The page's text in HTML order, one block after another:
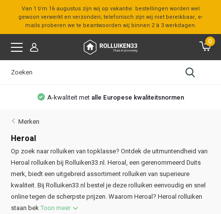
Van 1 t/m 16 augustus zijn wij op vakantie: bestellingen worden wel
gewoon verwerkt en verzonden; telefonisch zijn wij niet bereikbaar, e-
mails proberen we te beantwoorden wij binnen 2 à 3 werkdagen.
0
Bezoek onzeshowroom
Merken
Heroal
Op zoek naar rolluiken van topklasse? Ontdek de uitmuntendheid van
Heroal rolluiken bij Rolluiken33.nl. Heroal, een gerenommeerd Duits
merk, biedt een uitgebreid assortiment rolluiken van superieure
kwaliteit. Bij Rolluiken33.nl bestel je deze rolluiken eenvoudig en snel
online tegen de scherpste prijzen. Waarom Heroal? Heroal rolluiken
staan bekToon meer